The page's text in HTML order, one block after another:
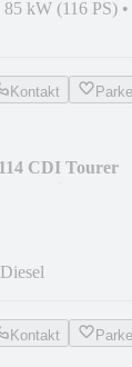
85 kW (116 PS) •
Kontakt
CDI Tourer
Diesel
Kontakt